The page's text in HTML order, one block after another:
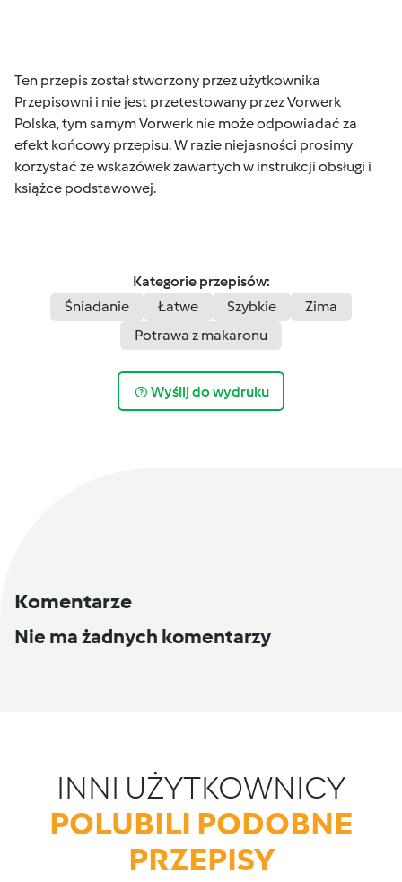
Ten przepis został stworzony przez użytkownika
Przepisowni i nie jest przetestowany przez Vorwerk
Polska, tym samym Vorwerk nie może odpowiadać za
efekt końcowy przepisu. W razie niejasności prosimy
korzystać ze wskazówek zawartych w instrukcji obsługi i
książce podstawowej.
Kategorie przepisów:
Śniadanie
Łatwe Szybkie
Zima
Potrawa z makaronu
Wyślij do wydruku
Komentarze
Nie ma żadnych komentarzy
INNI UŻYTKOWNICY
POLUBILI PODOBNE
PRZEPISY